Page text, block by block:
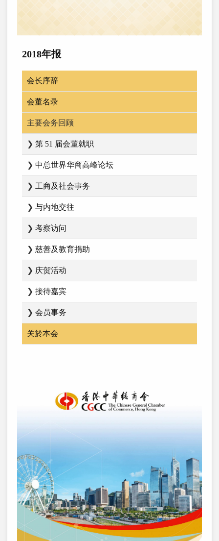
2018年报
会长序辞
会董名录
主要会务回顾
❯ 第 51 届会董就职
❯ 中总世界华商高峰论坛
❯ 工商及社会事务
❯ 与内地交往
❯ 考察访问
❯ 慈善及教育捐助
❯ 庆贺活动
❯ 接待嘉宾
❯ 会员事务
关於本会